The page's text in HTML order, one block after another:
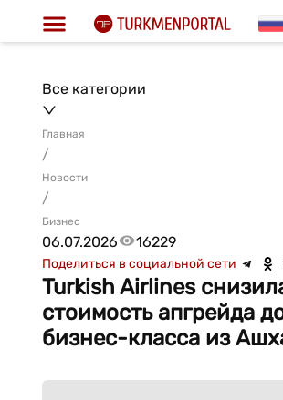
Все категории
Главная
/
Новости
/
Бизнес
06.07.2026 16229
Поделиться в социальной сети
Turkish Airlines
стоимость апгрейда
бизнес-класса из